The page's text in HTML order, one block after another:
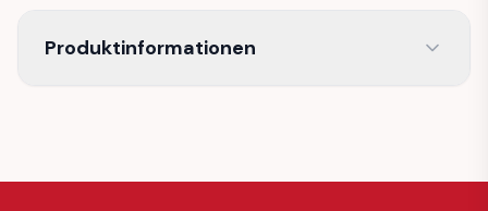
Produktinformationen